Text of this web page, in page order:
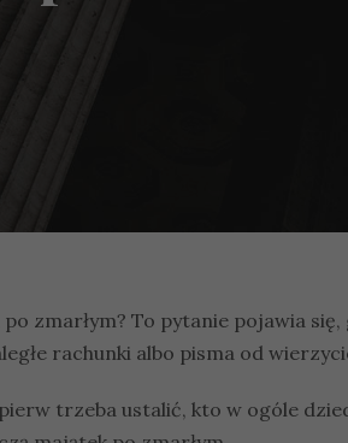
zmarłym? To pytanie pojawia
rachunki albo pisma od
trzeba ustalić, kto w ogóle